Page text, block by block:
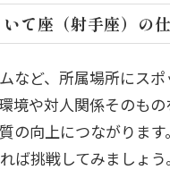
て座（射手座）の
など、所属場所にス
境や対人関係そのも
の向上につながりま
ば挑戦してみましょう。